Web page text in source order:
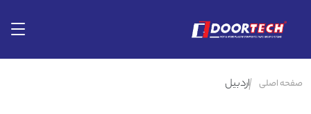
صفحه اصلی اردبیل